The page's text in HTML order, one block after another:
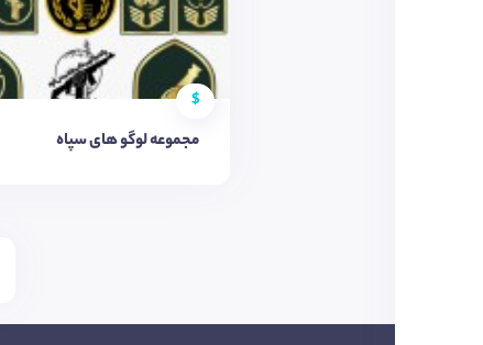
$
مجموعه لوگو های سپاه